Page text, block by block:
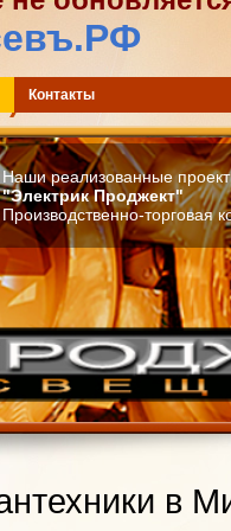
42-02
Контакты
Наши
в